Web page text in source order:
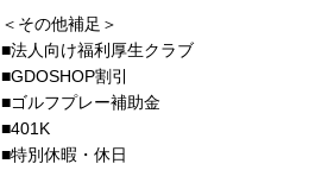
＜その他補足＞
■法人向け福利厚生クラブ
■GDOSHOP割引
■ゴルフプレー補助金
■401K
■特別休暇・休日